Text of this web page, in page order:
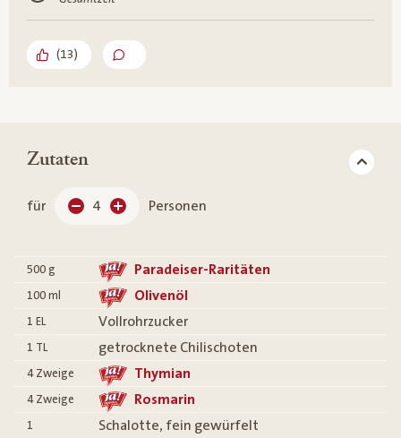
(13)
Zutaten
für 4 Personen
500 g Paradeiser-Raritäten
100 ml Olivenöl
1 EL Vollrohrzucker
1 TL getrocknete Chilischoten
4 Zweige Thymian
4 Zweige Rosmarin
1 Schalotte, fein gewürfelt